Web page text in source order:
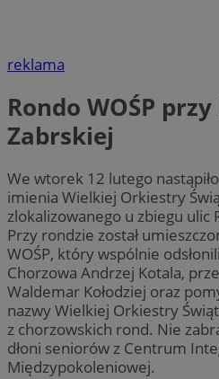
reklama
Rondo WOŚP
Zabrskiej
We wtorek 12 lutego
imienia Wielkiej Orkiestry
zlokalizowanego u zbiegu ulic
Przy rondzie został
WOŚP, który wspólnie
Chorzowa Andrzej Kotala,
Waldemar Kołodziej oraz
nazwy Wielkiej Orkiestry
z chorzowskich rond. Nie
dłoni seniorów z Centrum
Międzypokoleniowej.